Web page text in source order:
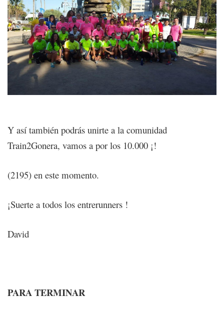
Y así también podrás unirte a la comunidad
Train2Gonera, vamos a por los 10.000 ¡!
(2195) en este momento.
¡Suerte a todos los entrerunners !
David
PARA TERMINAR